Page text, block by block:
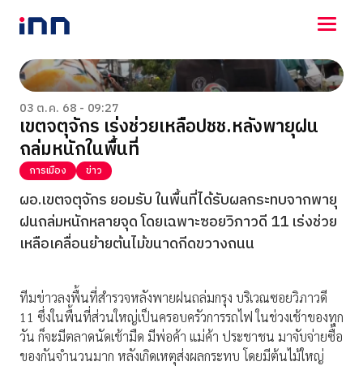
NEWS
ENTERTAINMENT
LIFESTYLE
HOROSCOPE
LOTTERY
VIDEO
ร่วมด้วยช่วยกัน
03 ต.ค. 68 - 09:27
เขตจตุจักร เร่งช่วยเหลือปชช.หลังพายุฝน
ถล่มหนักในพื้นที่
การเมือง ข่าว
ผอ.เขตจตุจักร ยอมรับ ในพื้นที่ได้รับผลกระทบจากพายุ
ฝนถล่มหนักหลายจุด โดยเฉพาะซอยวิภาวดี 11 เร่งช่วย
เหลือเคลื่อนย้ายต้นไม้ขนาดกีดขวางถนน
ทีมข่าวลงพื้นที่สำรวจหลังพายฝนถล่มกรุง บริเวณซอยวิภาวดี
11 ซึ่งในพื้นที่ส่วนใหญ่เป็นครอบครัวการรถไฟ ในช่วงเช้าของทุก
วัน ก็จะมีตลาดนัดเช้ามืด มีพ่อค้า แม่ค้า ประชาชน มาจับจ่ายซื้อ
ของกันจำนวนมาก หลังเกิดเหตุส่งผลกระทบ โดยมีต้นไม้ใหญ่